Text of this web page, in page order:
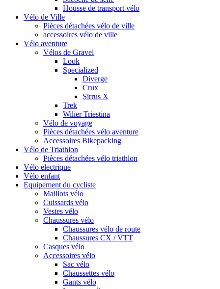
Housse de transport vélo
Vélo de Ville
Pièces détachées vélo de ville
accessoires vélo de ville
Vélo aventure
Vélos de Gravel
Look
Specialized
Diverge
Crux
Sirrus X
Trek
Wilier Triestina
Vélo de voyage
Pièces détachées vélo aventure
Accessoires Bikepacking
Vélo de Triathlon
Pièces détachées vélo triathlon
Vélo electrique
Vélo enfant
Equipement du cycliste
Maillots vélo
Cuissards vélo
Vestes vélo
Chaussures vélo
Chaussures vélo de route
Chaussures CX / VTT
Casques vélo
Accessoires vélo
Sac vélo
Chaussettes vélo
Gants vélo